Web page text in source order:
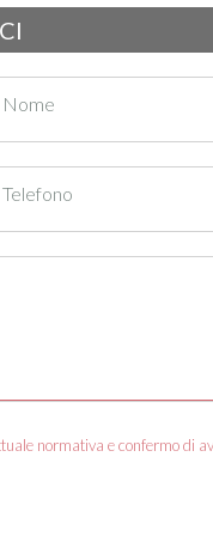
Nome
normativa e confermo di